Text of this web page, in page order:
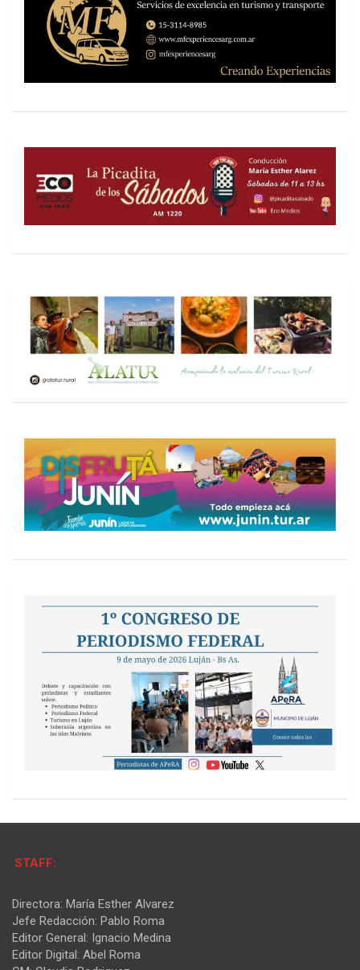
STAFF:
Directora: María Esther Alvarez
Jefe Redacción: Pablo Roma
Editor General: Ignacio Medina
Editor Digital: Abel Roma